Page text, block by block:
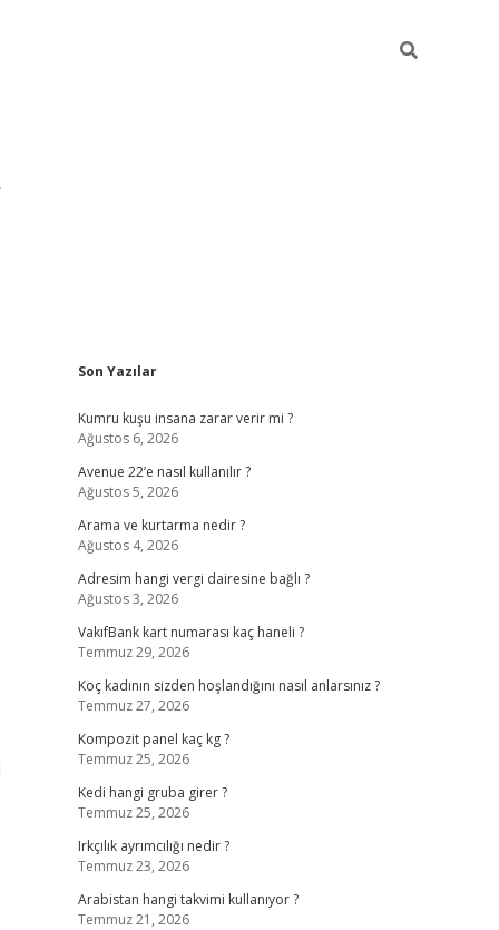
Sidebar
Son Yazılar
Kumru kuşu insana zarar verir mi ?
Ağustos 6, 2026
Avenue 22’e nasıl kullanılır ?
Ağustos 5, 2026
Arama ve kurtarma nedir ?
Ağustos 4, 2026
Adresim hangi vergi dairesine bağlı ?
Ağustos 3, 2026
VakıfBank kart numarası kaç haneli ?
Temmuz 29, 2026
Koç kadının sizden hoşlandığını nasıl anlarsınız ?
Temmuz 27, 2026
Kompozit panel kaç kg ?
Temmuz 25, 2026
Kedi hangi gruba girer ?
Temmuz 25, 2026
Irkçılık ayrımcılığı nedir ?
Temmuz 23, 2026
Arabistan hangi takvimi kullanıyor ?
Temmuz 21, 2026